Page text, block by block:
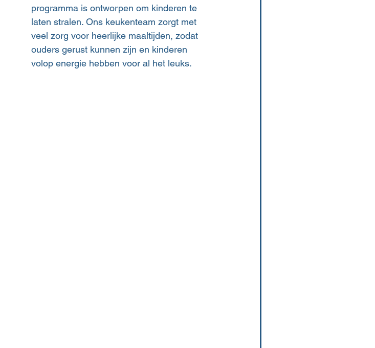
programma is ontworpen om kinderen te
laten stralen. Ons keukenteam zorgt met
veel zorg voor heerlijke maaltijden, zodat
ouders gerust kunnen zijn en kinderen
volop energie hebben voor al het leuks.